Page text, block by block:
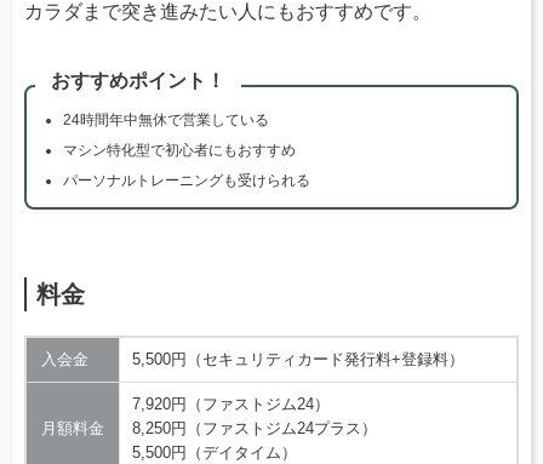
カラダまで突き進みたい人にもおすすめです。
おすすめポイント！
24時間年中無休で営業している
マシン特化型で初心者にもおすすめ
パーソナルトレーニングも受けられる
料金
入会金 5,500円（セキュリティカード発行料+登録料）
月額料金
7,920円（ファストジム24）
8,250円（ファストジム24プラス）
5,500円（デイタイム）